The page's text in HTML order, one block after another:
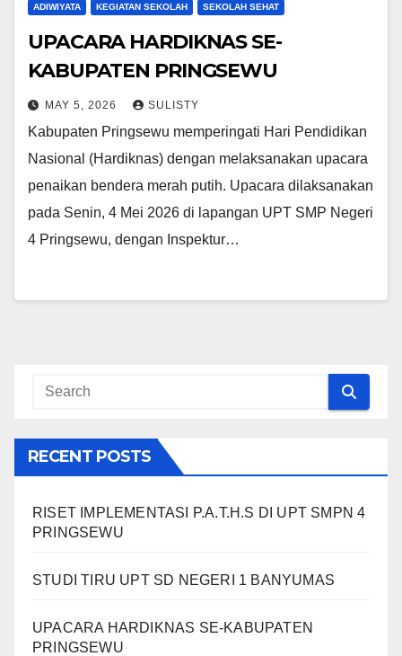
ADIWIYATA KEGIATAN SEKOLAH SEKOLAH SEHAT
UPACARA HARDIKNAS SE-
KABUPATEN PRINGSEWU
MAY 5, 2026 SULISTY
Kabupaten Pringsewu memperingati Hari Pendidikan
Nasional (Hardiknas) dengan melaksanakan upacara
penaikan bendera merah putih. Upacara dilaksanakan
pada Senin, 4 Mei 2026 di lapangan UPT SMP Negeri
4 Pringsewu, dengan Inspektur…
RECENT POSTS
RISET IMPLEMENTASI P.A.T.H.S DI UPT SMPN 4
PRINGSEWU
STUDI TIRU UPT SD NEGERI 1 BANYUMAS
UPACARA HARDIKNAS SE-KABUPATEN
PRINGSEWU